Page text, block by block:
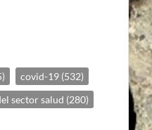
covid-19 (532)
sector salud (280)